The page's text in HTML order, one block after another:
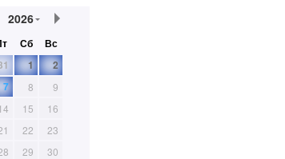
2026
Сб
Вс
1
2
7 8
9
15
16
22
23
29
30